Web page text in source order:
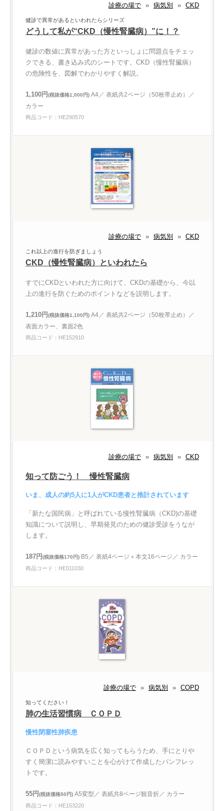
診療の場で » 病気別 » CKD
健診で異常があるといわれたらシリーズ
どうして私が“CKD（慢性腎臓病）”に！？
健診の数値に異常があった方といっしょに問題点をチェッ
クできる、書き込み式のシートです。CKD（慢性腎臓病）
の危険性を、図解でわかりやすく解説。
1,100円(税抜価格1,000円) A4／ 表紙共2ページ（50枚帯止め）／
カラー
商品コード：HE290570
診療の場で » 病気別 » CKD
これ以上の進行を防ぎましょう
CKD（慢性腎臓病）といわれたら
すでにCKDといわれた方に向けて、CKDの基礎から、今以
上の進行を防ぐためのポイントなどを説明します。
1,210円(税抜価格1,100円) A4／ 表紙共2ページ（50枚帯止め）／
表面カラー、裏面2色
商品コード：HE152910
診療の場で » 病気別 » CKD
知って防ごう！ 慢性腎臓病
いま、成人の約5人に1人がCKD患者と推計されています
「新たな国民病」と呼ばれている慢性腎臓病（CKD)の基礎
知識について説明し、早期発見のための健診受診をうなが
します。
187円(税抜価格170円) B5／ 表紙4ページ＋本文16ページ／ カラー
商品コード：HE011030
診療の場で » 病気別 » COPD
知ってください！
肺の生活習慣病 ＣＯＰＤ
慢性閉塞性肺疾患
ＣＯＰＤという病気を広く知ってもらうため、手にとりや
すく簡潔に読みやすいことを心がけて作成したパンフレッ
トです。
55円(税抜価格50円) A5変型／ 表紙共8ページ観音折／ カラー
商品コード：HE153220